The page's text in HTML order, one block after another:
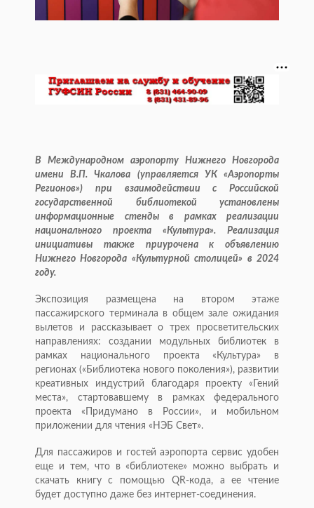
В Международном аэропорту Нижнего Новгорода
имени В.П. Чкалова (управляется УК «Аэропорты
Регионов») при взаимодействии с Российской
государственной библиотекой установлены
информационные стенды в рамках реализации
национального проекта «Культура». Реализация
инициативы также приурочена к объявлению
Нижнего Новгорода «Культурной столицей» в 2024
году.
Экспозиция размещена на втором этаже
пассажирского терминала в общем зале ожидания
вылетов и рассказывает о трех просветительских
направлениях: создании модульных библиотек в
рамках национального проекта «Культура» в
регионах («Библиотека нового поколения»), развитии
креативных индустрий благодаря проекту «Гений
места», стартовавшему в рамках федерального
проекта «Придумано в России», и мобильном
приложении для чтения «НЭБ Свет».
Для пассажиров и гостей аэропорта сервис удобен
еще и тем, что в «библиотеке» можно выбрать и
скачать книгу с помощью QR-кода, а ее чтение
будет доступно даже без интернет-соединения.